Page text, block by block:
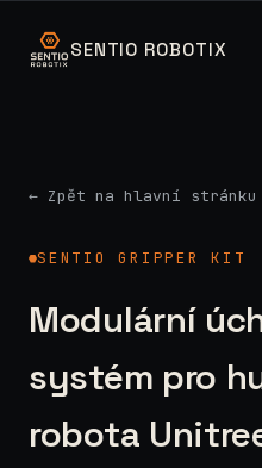
SENTIO ROBOTIX
← Zpět na hlavní stránku
SENTIO GRIPPER KIT
Modulární
systém pro
robota